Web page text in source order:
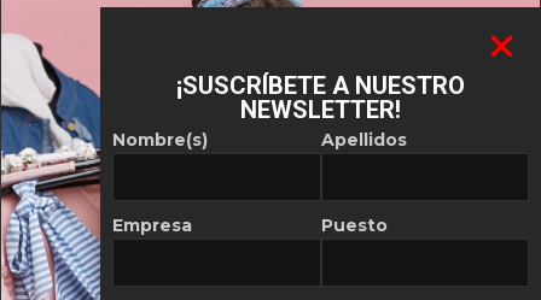
¡SUSCRÍBETE A NUESTRO
NEWSLETTER!
Nombre(s)
Empresa
Apellidos
Puesto